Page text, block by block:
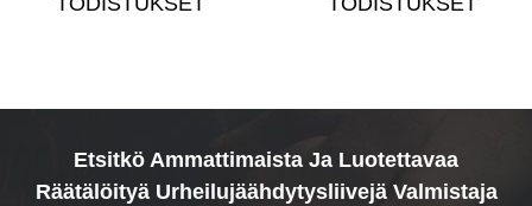
Etsitkö Ammattimaista Ja Luotettavaa
Räätälöityä Urheilujäähdytysliivejä Valmistaja